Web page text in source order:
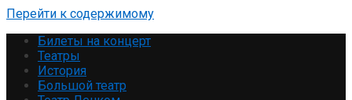
Перейти к содержимому
Билеты на концерт
Театры
История
Большой театр